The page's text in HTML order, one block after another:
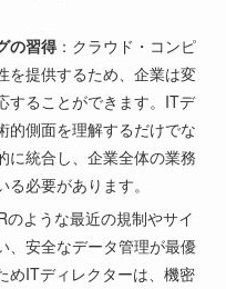
の習得 ：クラウド・コンピ
を提供するため、企業は変
することができます。ITデ
的側面を理解するだけでな
に統合し、企業全体の業務
必要があります。
のような最近の規制やサイ
、安全なデータ管理が最優
めITディレクターは、機密